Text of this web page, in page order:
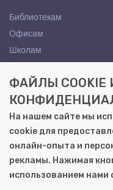
Библиотекам
Офисам
Школам
КОНТАКТЫ
Саратов, ул. Осипова,
+7 (8452) 72-65-65
gemera@moya-kniga.ru
ФАЙЛЫ COOKIE
На нашем сайте мы
cookie для
онлайн-опыта и
рекламы. Нажимая
использованием